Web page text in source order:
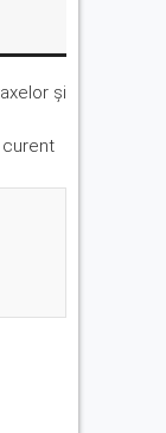
și